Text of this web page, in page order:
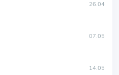
26.04
07.05
14.05